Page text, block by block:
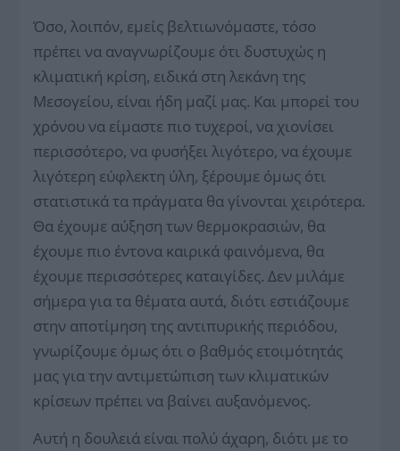
Όσο, λοιπόν, εμείς βελτιωνόμαστε, τόσο
πρέπει να αναγνωρίζουμε ότι δυστυχώς η
κλιματική κρίση, ειδικά στη λεκάνη της
Μεσογείου, είναι ήδη μαζί μας. Και μπορεί του
χρόνου να είμαστε πιο τυχεροί, να χιονίσει
περισσότερο, να φυσήξει λιγότερο, να έχουμε
λιγότερη εύφλεκτη ύλη, ξέρουμε όμως ότι
στατιστικά τα πράγματα θα γίνονται χειρότερα.
Θα έχουμε αύξηση των θερμοκρασιών, θα
έχουμε πιο έντονα καιρικά φαινόμενα, θα
έχουμε περισσότερες καταιγίδες. Δεν μιλάμε
σήμερα για τα θέματα αυτά, διότι εστιάζουμε
στην αποτίμηση της αντιπυρικής περιόδου,
γνωρίζουμε όμως ότι ο βαθμός ετοιμότητάς
μας για την αντιμετώπιση των κλιματικών
κρίσεων πρέπει να βαίνει αυξανόμενος.
Αυτή η δουλειά είναι πολύ άχαρη, διότι με το